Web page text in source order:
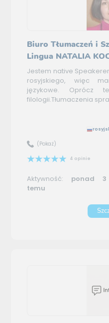
Biuro Tłumaczeń i
Lingua NATALIA
Jestem native
rosyjskiego, więc
językowe. Oprócz
filologii.Tłumaczenia
(Pokaż)
4 opinie
Aktywność: ponad 3
temu